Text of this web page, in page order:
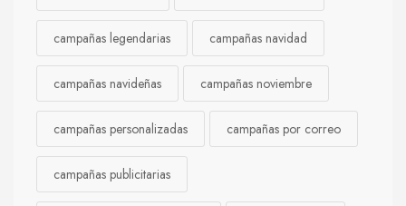
campañas legendarias campañas navidad
campañas navideñas campañas noviembre
campañas personalizadas campañas por correo
campañas publicitarias